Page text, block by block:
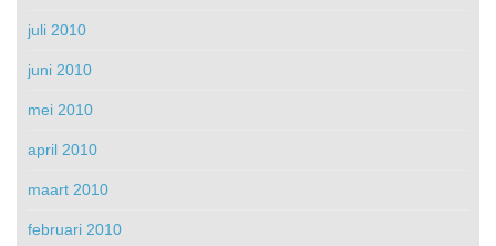
juli 2010
juni 2010
mei 2010
april 2010
maart 2010
februari 2010